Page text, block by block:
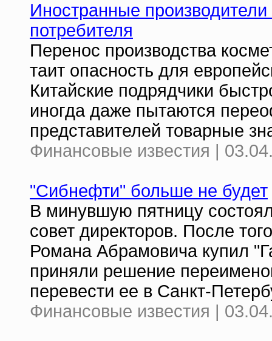
Иностранные производители
потребителя
Перенос производства
таит опасность для
Китайские подрядчики
иногда даже пытаются
представителей товарные
Финансовые известия |
"Сибнефти" больше не будет
В минувшую пятницу
совет директоров. После
Романа Абрамовича купил
приняли решение
перевести ее в Санкт-
Финансовые известия |